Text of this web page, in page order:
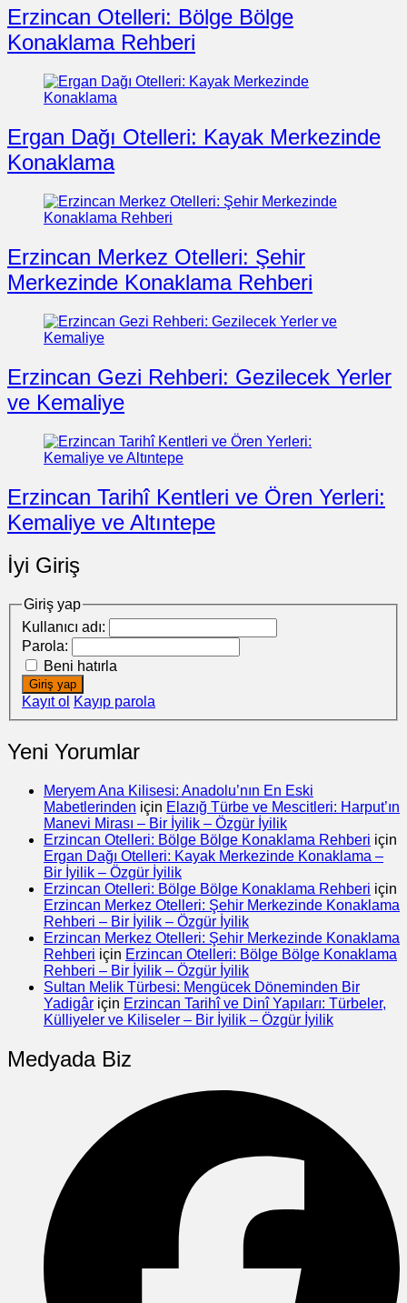
Erzincan Otelleri: Bölge Bölge
Konaklama Rehberi
Ergan Dağı Otelleri: Kayak Merkezinde
Konaklama
Erzincan Merkez Otelleri: Şehir
Merkezinde Konaklama Rehberi
Erzincan Gezi Rehberi: Gezilecek Yerler
ve Kemaliye
Erzincan Tarihî Kentleri ve Ören Yerleri:
Kemaliye ve Altıntepe
İyi Giriş
Giriş yap
Kullanıcı adı:
Parola:
Beni hatırla
Giriş yap
Kayıt ol Kayıp parola
Yeni Yorumlar
Meryem Ana Kilisesi: Anadolu’nın En Eski
Mabetlerinden için Elazığ Türbe ve Mescitleri: Harput’ın
Manevi Mirası – Bir İyilik – Özgür İyilik
Erzincan Otelleri: Bölge Bölge Konaklama Rehberi için
Ergan Dağı Otelleri: Kayak Merkezinde Konaklama –
Bir İyilik – Özgür İyilik
Erzincan Otelleri: Bölge Bölge Konaklama Rehberi için
Erzincan Merkez Otelleri: Şehir Merkezinde Konaklama
Rehberi – Bir İyilik – Özgür İyilik
Erzincan Merkez Otelleri: Şehir Merkezinde Konaklama
Rehberi için Erzincan Otelleri: Bölge Bölge Konaklama
Rehberi – Bir İyilik – Özgür İyilik
Sultan Melik Türbesi: Mengücek Döneminden Bir
Yadigâr için Erzincan Tarihî ve Dinî Yapıları: Türbeler,
Külliyeler ve Kiliseler – Bir İyilik – Özgür İyilik
Medyada Biz